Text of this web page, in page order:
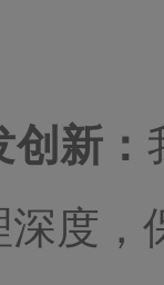
新：
度，